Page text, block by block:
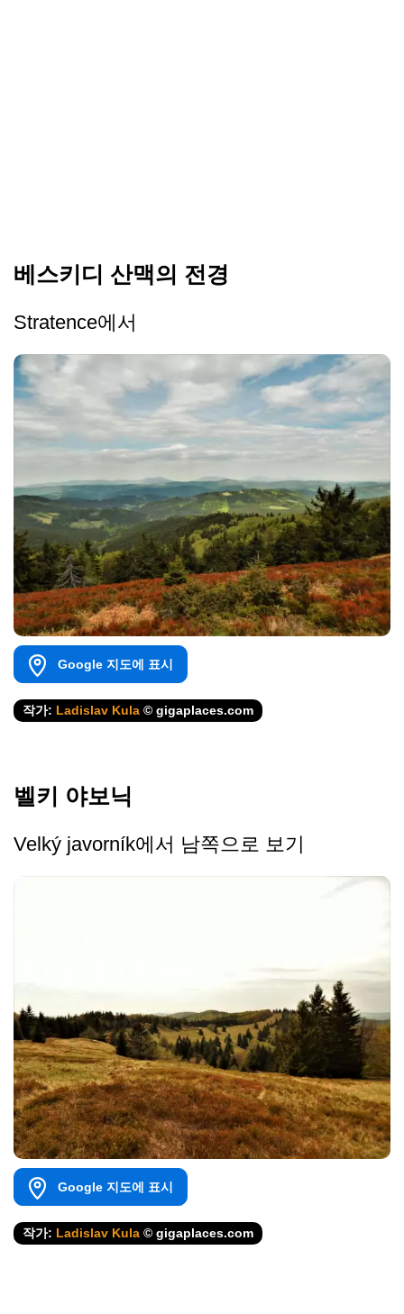
베스키디 산맥의 전경
Stratence에서
Google 지도에 표시
작가: Ladislav Kula © gigaplaces.com
벨키 야보닉
Velký javorník에서 남쪽으로 보기
Google 지도에 표시
작가: Ladislav Kula © gigaplaces.com